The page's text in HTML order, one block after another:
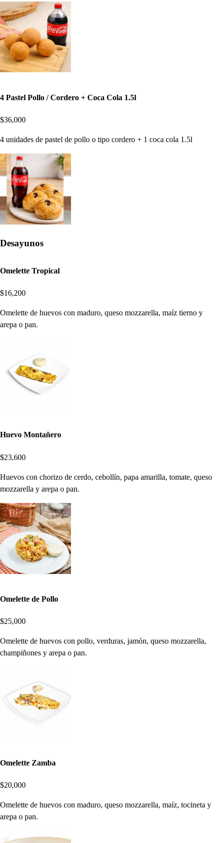
4 Pastel Pollo / Cordero + Coca Cola 1.5l
$36,000
4 unidades de pastel de pollo o tipo cordero + 1 coca cola 1.5l
Desayunos
Omelette Tropical
$16,200
Omelette de huevos con maduro, queso mozzarella, maíz tierno y
arepa o pan.
Huevo Montañero
$23,600
Huevos con chorizo de cerdo, cebollín, papa amarilla, tomate, queso
mozzarella y arepa o pan.
Omelette de Pollo
$25,000
Omelette de huevos con pollo, verduras, jamón, queso mozzarella,
champiñones y arepa o pan.
Omelette Zamba
$20,000
Omelette de huevos con maduro, queso mozzarella, maíz, tocineta y
arepa o pan.